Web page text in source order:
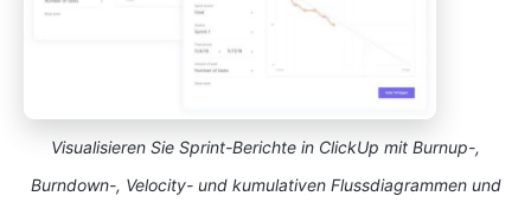
Visualisieren Sie Sprint-Berichte in ClickUp mit Burnup-,
Burndown-, Velocity- und kumulativen Flussdiagrammen und